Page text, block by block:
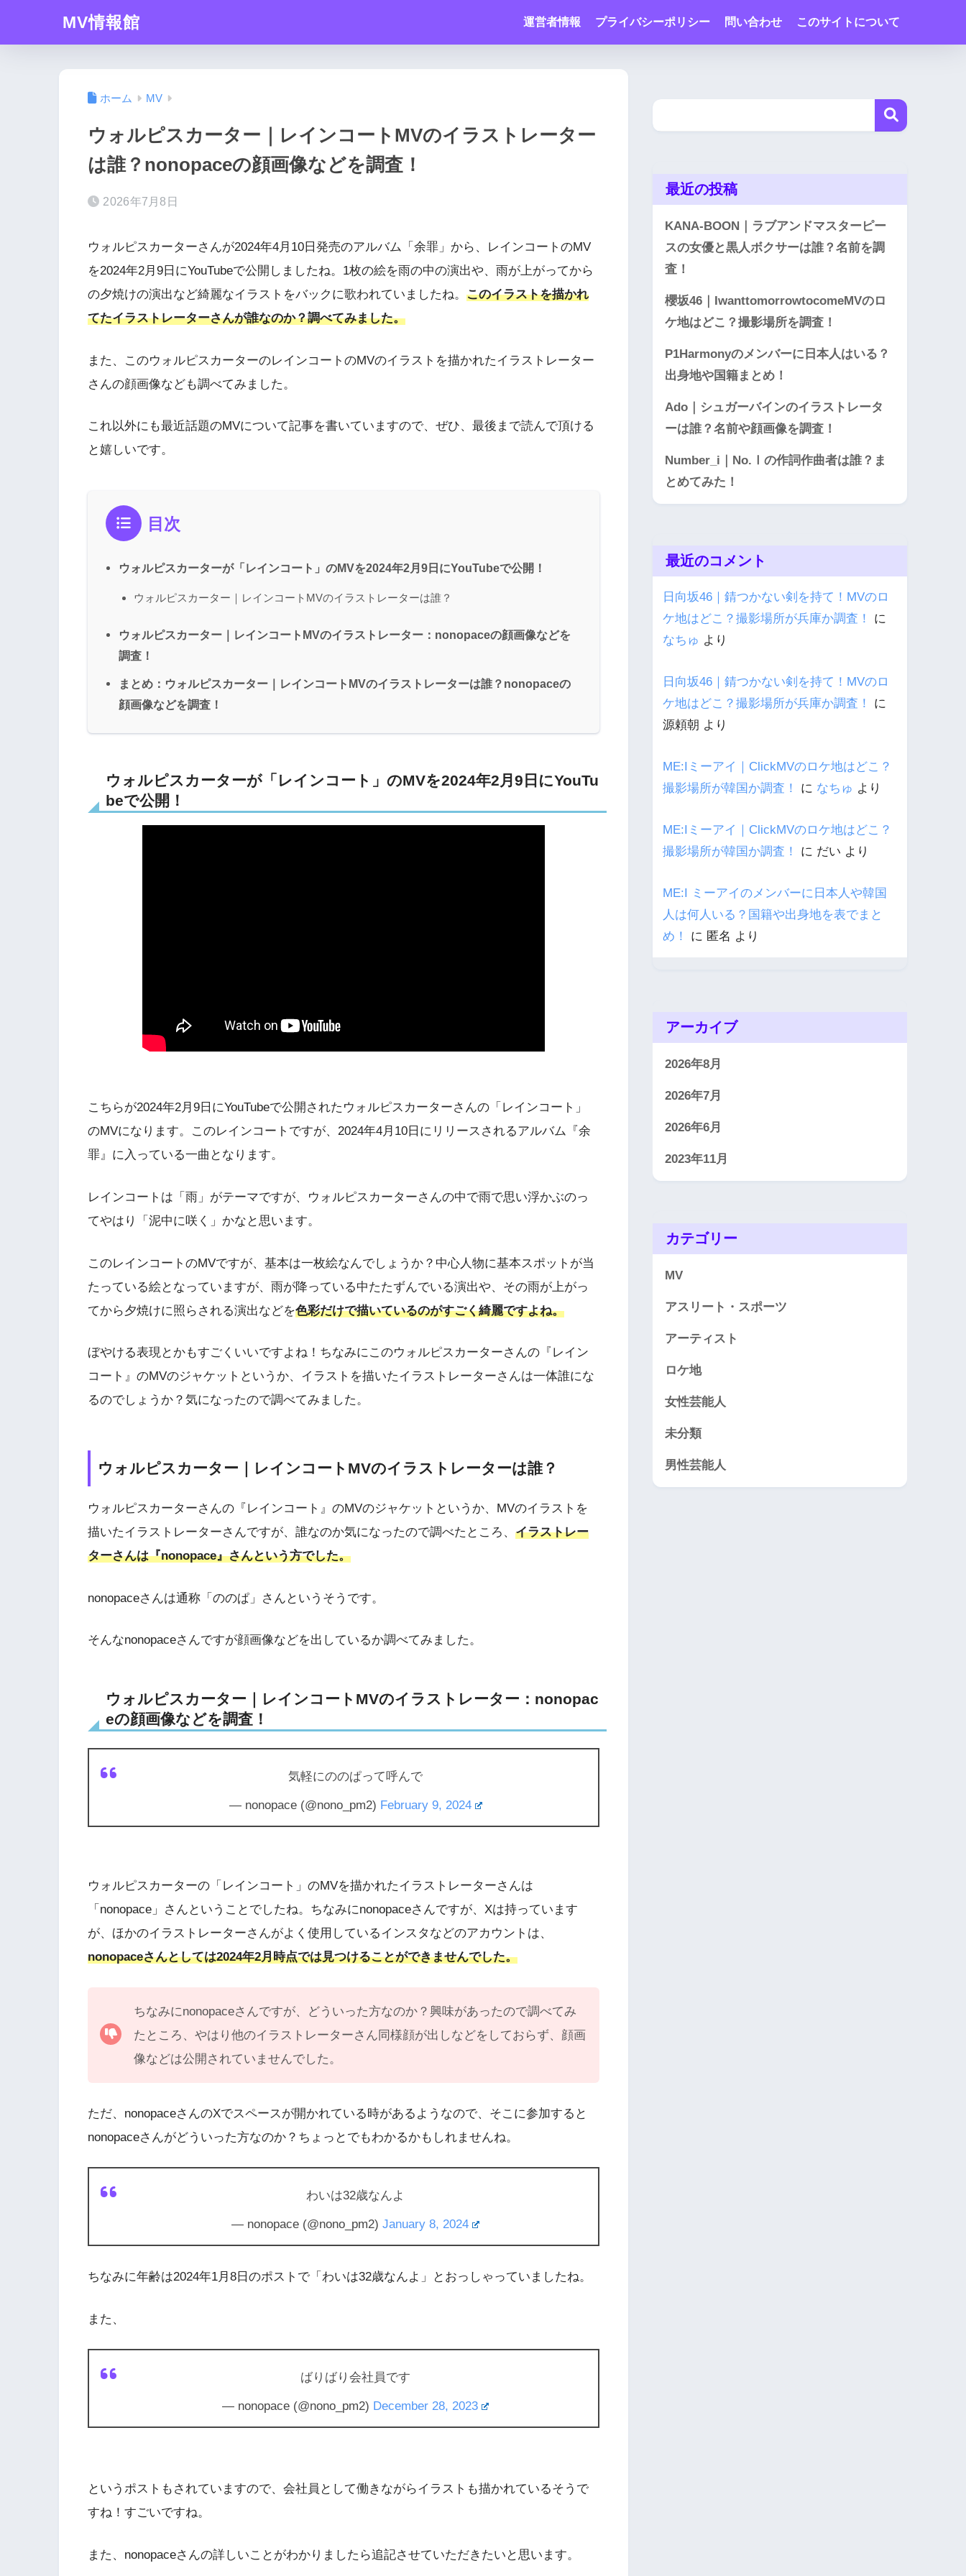
MV情報館 運営者情報 プライバシーポリシー 問い合わせ このサイトについて
ホーム MV
ウォルピスカーター｜レインコートMVのイラストレーター
は誰？nonopaceの顔画像などを調査！
2026年7月8日
ウォルピスカーターさんが2024年4月10日発売のアルバム「余罪」から、レインコートのMV
を2024年2月9日にYouTubeで公開しましたね。1枚の絵を雨の中の演出や、雨が上がってから
の夕焼けの演出など綺麗なイラストをバックに歌われていましたね。 このイラストを描かれ
てたイラストレーターさんが誰なのか？調べてみました。
また、このウォルピスカーターのレインコートのMVのイラストを描かれたイラストレーター
さんの顔画像なども調べてみました。
これ以外にも最近話題のMVについて記事を書いていますので、ぜひ、最後まで読んで頂ける
と嬉しいです。
目次
ウォルピスカーターが「レインコート」のMVを2024年2月9日にYouTubeで公開！
ウォルピスカーター｜レインコートMVのイラストレーターは誰？
ウォルピスカーター｜レインコートMVのイラストレーター：nonopaceの顔画像などを
調査！
まとめ：ウォルピスカーター｜レインコートMVのイラストレーターは誰？nonopaceの
顔画像などを調査！
ウォルピスカーターが「レインコート」のMVを2024年2月9日にYouTu
beで公開！
こちらが2024年2月9日にYouTubeで公開されたウォルピスカーターさんの「レインコート」
のMVになります。このレインコートですが、2024年4月10日にリリースされるアルバム『余
罪』に入っている一曲となります。
レインコートは「雨」がテーマですが、ウォルピスカーターさんの中で雨で思い浮かぶのっ
てやはり「泥中に咲く」かなと思います。
このレインコートのMVですが、基本は一枚絵なんでしょうか？中心人物に基本スポットが当
たっている絵となっていますが、雨が降っている中たたずんでいる演出や、その雨が上がっ
てから夕焼けに照らされる演出などを色彩だけで描いているのがすごく綺麗ですよね。
ぼやける表現とかもすごくいいですよね！ちなみにこのウォルピスカーターさんの『レイン
コート』のMVのジャケットというか、イラストを描いたイラストレーターさんは一体誰にな
るのでしょうか？気になったので調べてみました。
ウォルピスカーター｜レインコートMVのイラストレーターは誰？
ウォルピスカーターさんの『レインコート』のMVのジャケットというか、MVのイラストを
描いたイラストレーターさんですが、誰なのか気になったので調べたところ、 イラストレー
ターさんは『nonopace』さんという方でした。
nonopaceさんは通称「ののぱ」さんというそうです。
そんなnonopaceさんですが顔画像などを出しているか調べてみました。
ウォルピスカーター｜レインコートMVのイラストレーター：nonopac
eの顔画像などを調査！
気軽にののぱって呼んで
— nonopace (@nono_pm2) February 9, 2024
ウォルピスカーターの「レインコート」のMVを描かれたイラストレーターさんは
「nonopace」さんということでしたね。ちなみにnonopaceさんですが、Xは持っています
が、ほかのイラストレーターさんがよく使用しているインスタなどのアカウントは、
nonopaceさんとしては2024年2月時点では見つけることができませんでした。
ちなみにnonopaceさんですが、どういった方なのか？興味があったので調べてみ
たところ、やはり他のイラストレーターさん同様顔が出しなどをしておらず、顔画
像などは公開されていませんでした。
ただ、nonopaceさんのXでスペースが開かれている時があるようなので、そこに参加すると
nonopaceさんがどういった方なのか？ちょっとでもわかるかもしれませんね。
わいは32歳なんよ
— nonopace (@nono_pm2)January 8, 2024
ちなみに年齢は2024年1月8日のポストで「わいは32歳なんよ」とおっしゃっていましたね。
また、
ばりばり会社員です
— nonopace (@nono_pm2) December 28, 2023
というポストもされていますので、会社員として働きながらイラストも描かれているそうで
すね！すごいですね。
また、nonopaceさんの詳しいことがわかりましたら追記させていただきたいと思います。
最近の投稿
KANA-BOON｜ラブアンドマスターピー
スの女優と黒人ボクサーは誰？名前を調
査！
櫻坂46｜IwanttomorrowtocomeMVのロ
ケ地はどこ？撮影場所を調査！
P1Harmonyのメンバーに日本人はいる？
出身地や国籍まとめ！
Ado｜シュガーバインのイラストレータ
ーは誰？名前や顔画像を調査！
Number_i｜No.Ⅰの作詞作曲者は誰？ま
とめてみた！
最近のコメント
日向坂46｜錆つかない剣を持て！MVのロ
ケ地はどこ？撮影場所が兵庫か調査！
に
なちゅ より
日向坂46｜錆つかない剣を持て！MVのロ
ケ地はどこ？撮影場所が兵庫か調査！
に
源頼朝 より
ME:Iミーアイ｜ClickMVのロケ地はどこ？
撮影場所が韓国か調査！
に なちゅ より
ME:Iミーアイ｜ClickMVのロケ地はどこ？
撮影場所が韓国か調査！
に だい より
ME:I ミーアイのメンバーに日本人や韓国
人は何人いる？国籍や出身地を表でまと
め！
に 匿名 より
アーカイブ
2026年8月
2026年7月
2026年6月
2023年11月
カテゴリー
MV
アスリート・スポーツ
アーティスト
ロケ地
女性芸能人
未分類
男性芸能人